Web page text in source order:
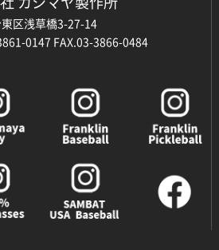
区浅草橋3-27-14
0147 FAX.03-3866-0484